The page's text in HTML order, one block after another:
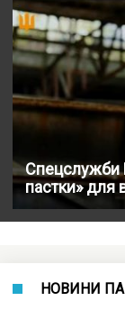
Спецслужби
пастки» для
НОВИНИ